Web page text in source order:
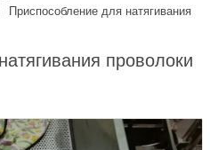
Приспособление для натягивания
проволоки